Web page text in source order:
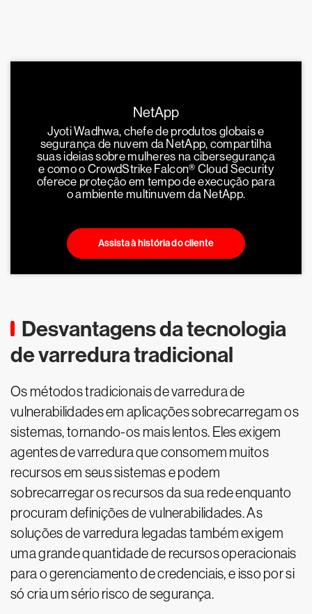
NetApp
Jyoti Wadhwa, chefe de produtos globais e
segurança de nuvem da NetApp, compartilha
suas ideias sobre mulheres na cibersegurança
e como o CrowdStrike Falcon® Cloud Security
oferece proteção em tempo de execução para
o ambiente multinuvem da NetApp.
Assista à história do cliente
Desvantagens da tecnologia
de varredura tradicional
Os métodos tradicionais de varredura de
vulnerabilidades em aplicações sobrecarregam os
sistemas, tornando-os mais lentos. Eles exigem
agentes de varredura que consomem muitos
recursos em seus sistemas e podem
sobrecarregar os recursos da sua rede enquanto
procuram definições de vulnerabilidades. As
soluções de varredura legadas também exigem
uma grande quantidade de recursos operacionais
para o gerenciamento de credenciais, e isso por si
só cria um sério risco de segurança.